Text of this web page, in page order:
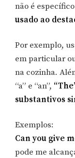
não é
usado ao
Por exemplo,
em particular
na cozinha.
“a” e “an”,
substantivos
Exemplos:
Can you give
pode me